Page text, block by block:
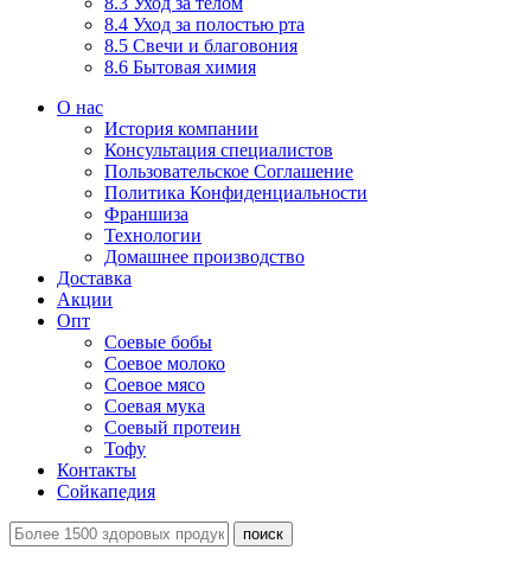
8.4 Уход за полостью рта
8.5 Свечи и благовония
8.6 Бытовая химия
О нас
История компании
Консультация специалистов
Пользовательское Соглашение
Политика Конфиденциальности
Франшиза
Технологии
Домашнее производство
Доставка
Акции
Опт
Соевые бобы
Соевое молоко
Соевое мясо
Соевая мука
Соевый протеин
Тофу
Контакты
Сойкапедия
поиск